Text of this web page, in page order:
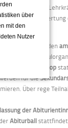
und 12
an der
finden
10 fällt aus
für die
Über rege
der
Abiturball
über
mit den
Nutzer